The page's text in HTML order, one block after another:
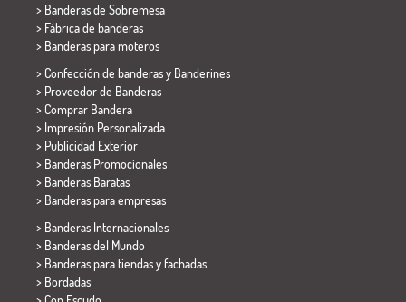
> Banderas de Sobremesa
> Fábrica de banderas
> Banderas para moteros
> Confección de banderas y Banderines
> Proveedor de Banderas
> Comprar Bandera
> Impresión Personalizada
> Publicidad Exterior
> Banderas Promocionales
> Banderas Baratas
> Banderas para empresas
> Banderas Internacionales
> Banderas del Mundo
> Banderas para tiendas y fachadas
> Bordadas